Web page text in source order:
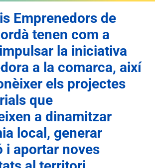
Emprenedors de
tenen com a
la iniciativa
a la comarca, així
els projectes
que
a dinamitzar
local, generar
i aportar noves